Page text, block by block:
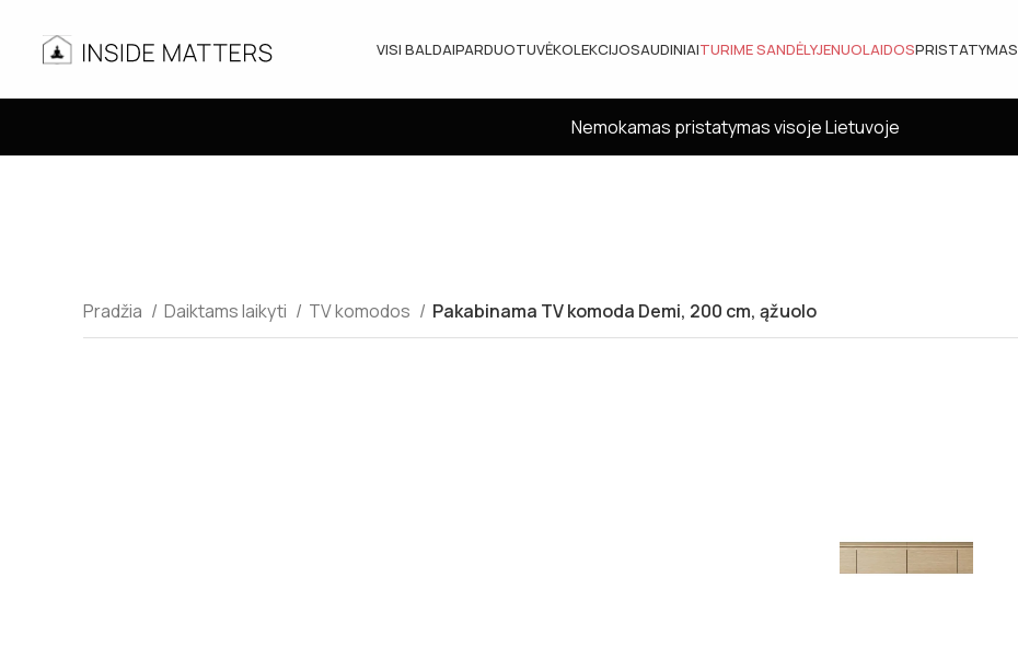
VISI BALDAIPARDUOTUVĖKOLEKCIJOSAUDINIAITURIME SANDĖLYJENUOLAIDOSPRISTATYMAS
Nemokamas pristatymas visoje Lietuvoje
Pradžia Daiktams laikyti TV komodos Pakabinama TV komoda Demi, 200 cm, ąžuolo